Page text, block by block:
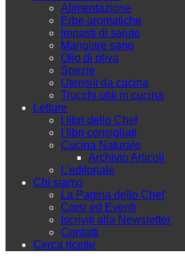
Alimentazione
Erbe aromatiche
Impasti di salute
Mangiare sano
Olio di oliva
Spezie
Utensili da cucina
Trucchi utili in cucina
Letture
I libri dello Chef
I libri consigliati
Cucina Naturale
Archivio Articoli
L'editoriale
Chi siamo
La Pagina dello Chef
Corsi ed Eventi
Iscriviti alla Newsletter
Contatti
Cerca ricette